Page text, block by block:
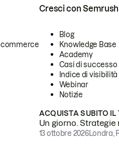
commerce
Cresci con Semrush
Blog
Knowledge Base
Academy
Casi di successo
Indice di visibilità
Webinar
Notizie
ACQUISTA SUBITO IL
Un giorno.
13 ottobre 2026Londra,